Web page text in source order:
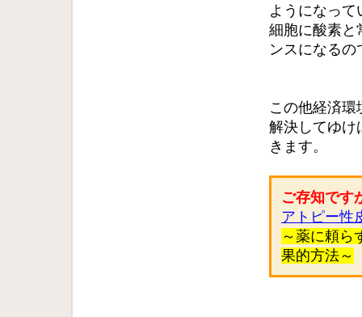
ようになっ
細胞に酸素と
ンスになるの
この他経済
解決してゆけ
きます。
ご存知です
アトピー性
～薬に頼ら
果的方法～